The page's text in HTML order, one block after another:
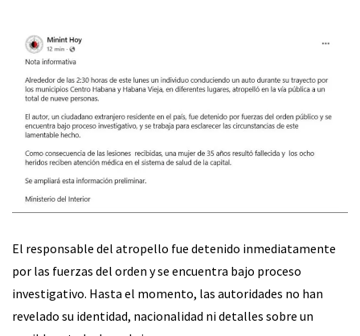
El responsable del atropello fue detenido inmediatamente
por las fuerzas del orden y se encuentra bajo proceso
investigativo. Hasta el momento, las autoridades no han
revelado su identidad, nacionalidad ni detalles sobre un